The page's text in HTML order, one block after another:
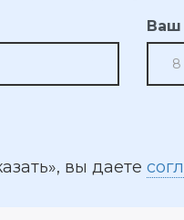
Ваш
вы даете